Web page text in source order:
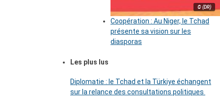
© (DR)
Coopération : Au Niger, le Tchad
présente sa vision sur les
diasporas
Les plus lus
Diplomatie : le Tchad et la Türkiye échangent
sur la relance des consultations politiques